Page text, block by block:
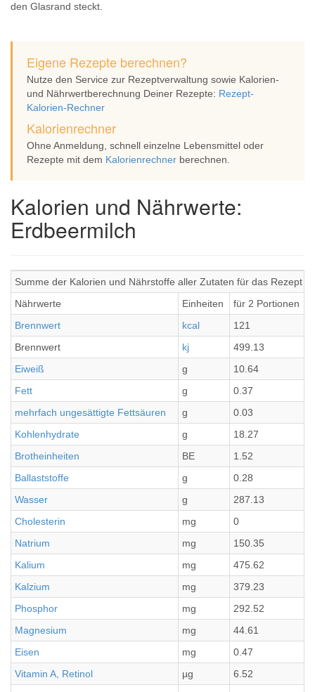
den Glasrand steckt.
Eigene Rezepte berechnen?
Nutze den Service zur Rezeptverwaltung sowie Kalorien-
und Nährwertberechnung Deiner Rezepte: Rezept-
Kalorien-Rechner
Kalorienrechner
Ohne Anmeldung, schnell einzelne Lebensmittel oder
Rezepte mit dem Kalorienrechner berechnen.
Kalorien und Nährwerte:
Erdbeermilch
Summe der Kalorien und Nährstoffe aller Zutaten für das Rezept
Nährwerte
Einheiten für 2 Portionen
Brennwert
kcal 121
Brennwert
kj 499.13
Eiweiß
g 10.64
Fett
g 0.37
mehrfach ungesättigte Fettsäuren
g 0.03
Kohlenhydrate
g 18.27
Brotheinheiten
BE 1.52
Ballaststoffe
g 0.28
Wasser
g 287.13
Cholesterin
mg 0
Natrium
mg 150.35
Kalium
mg 475.62
Kalzium
mg 379.23
Phosphor
mg 292.52
Magnesium
mg 44.61
Eisen
mg 0.47
Vitamin A, Retinol
µg 6.52